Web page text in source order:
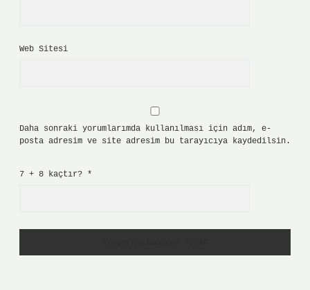
Web Sitesi
Daha sonraki yorumlarımda kullanılması için adım, e-
posta adresim ve site adresim bu tarayıcıya kaydedilsin.
7 + 8 kaçtır? *